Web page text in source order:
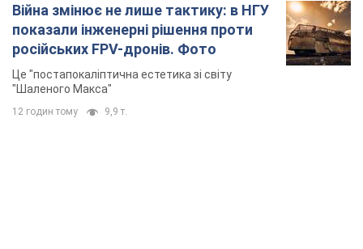
Війна змінює не лише тактику: в НГУ
показали інженерні рішення проти
російських FPV-дронів. Фото
Це "постапокаліптична естетика зі світу
"Шаленого Макса"
12 годин тому 9,9 т.